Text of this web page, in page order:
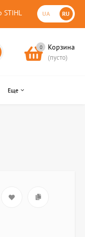
UA RU
0 Корзина
(пусто)
Еще